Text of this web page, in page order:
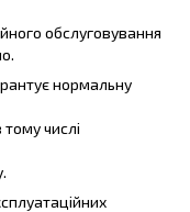
обслуговування
нормальну
числі